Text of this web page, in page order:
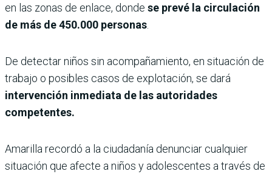
en las zonas de enlace, donde se prevé la circulación
de más de 450.000 personas
De detectar niños sin acompañamiento, en situación de
trabajo o posibles casos de explotación, se dará
intervención inmediata de las autoridades
competentes.
Amarilla recordó a la ciudadanía denunciar cualquier
situación que afecte a niños y adolescentes a través de